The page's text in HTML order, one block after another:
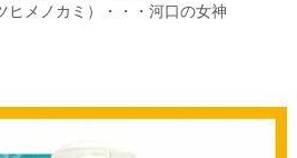
ヒメノカミ）・・・河口の女神